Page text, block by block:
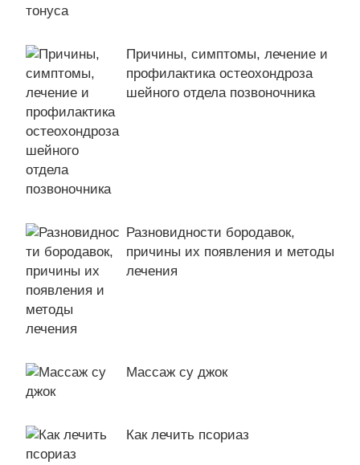
Причины, симптомы, лечение и
профилактика остеохондроза
шейного отдела позвоночника
Разновидности бородавок,
причины их появления и методы
лечения
Массаж су джок
Как лечить псориаз